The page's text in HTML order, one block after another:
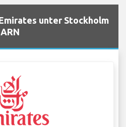
unter Stockholm